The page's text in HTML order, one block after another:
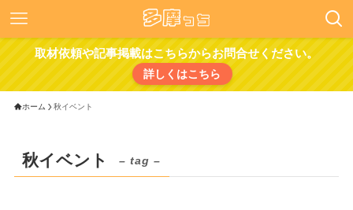
取材依頼や記事掲載はこちらからお問合せください。
詳しくはこちら
ホーム 秋イベント
秋イベント – tag –